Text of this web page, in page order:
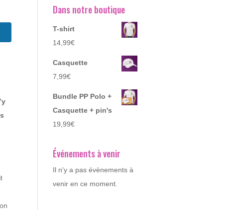
Dans notre boutique
T-shirt
14,99€
Casquette
7,99€
Bundle PP Polo +
Casquette + pin's
19,99€
Événements à venir
Il n'y a pas évènements à
venir en ce moment.